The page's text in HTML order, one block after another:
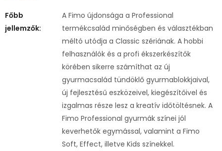
Főbb
jellemzők:
A Fimo újdonsága a Professional
termékcsalád minőségben és választékban
méltó utódja a Classic szériának. A hobbi
felhasználók és a profi ékszerkészítők
körében sikerre számíthat az új
gyurmacsalád tündöklő gyurmablokkjaival,
új fejlesztésű eszközeivel, kiegészítőivel és
izgalmas része lesz a kreatív időtöltésnek. A
Fimo Professional gyurmák színei jól
keverhetők egymással, valamint a Fimo
Soft, Effect, illetve Kids színekkel.